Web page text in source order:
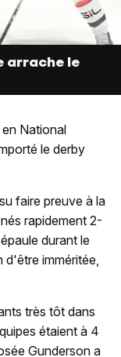
arrache le
National
le derby
faire preuve à la
rapidement 2-
durant le
d'être imméritée,
très tôt dans
étaient à 4
Gunderson a